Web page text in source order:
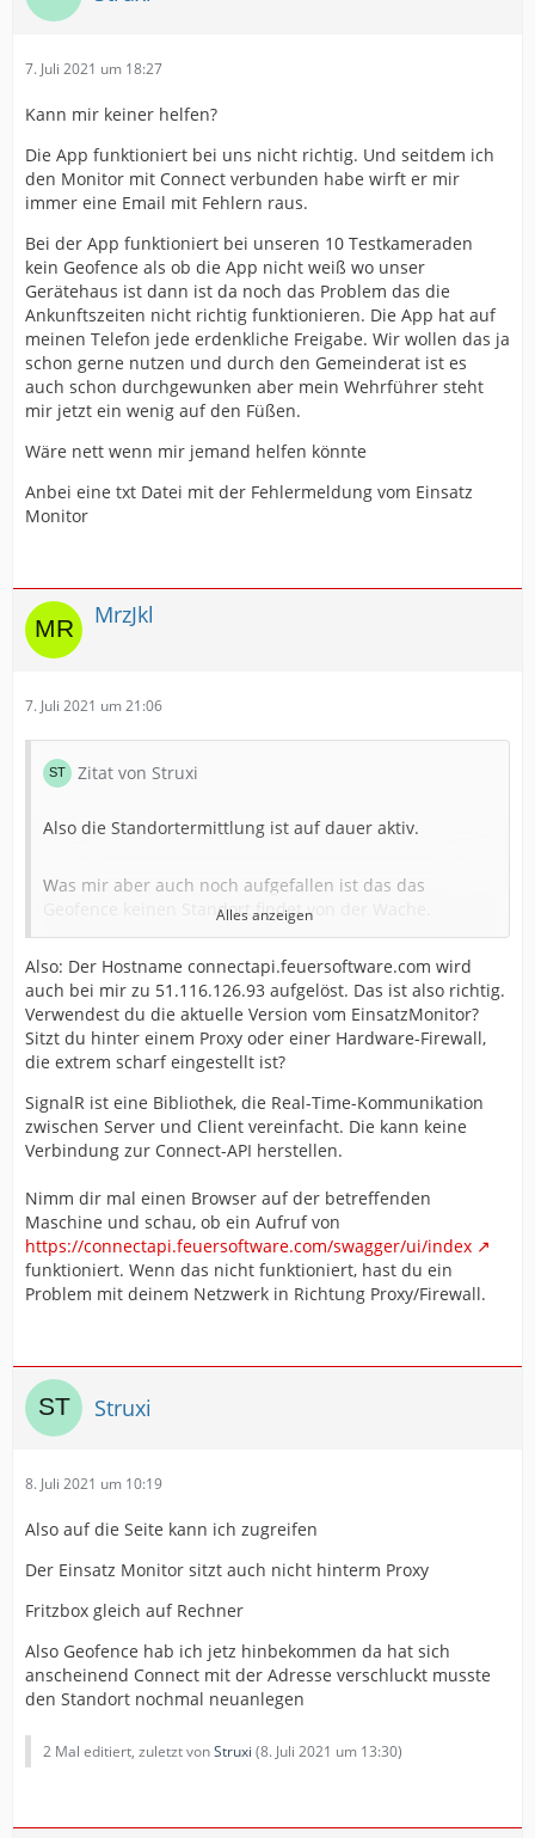
7. Juli 2021 um 18:27
Kann mir keiner helfen?
Die App funktioniert bei uns nicht richtig. Und seitdem ich
den Monitor mit Connect verbunden habe wirft er mir
immer eine Email mit Fehlern raus.
Bei der App funktioniert bei unseren 10 Testkameraden
kein Geofence als ob die App nicht weiß wo unser
Gerätehaus ist dann ist da noch das Problem das die
Ankunftszeiten nicht richtig funktionieren. Die App hat auf
meinen Telefon jede erdenkliche Freigabe. Wir wollen das ja
schon gerne nutzen und durch den Gemeinderat ist es
auch schon durchgewunken aber mein Wehrführer steht
mir jetzt ein wenig auf den Füßen.
Wäre nett wenn mir jemand helfen könnte
Anbei eine txt Datei mit der Fehlermeldung vom Einsatz
Monitor
MrzJkl
7. Juli 2021 um 21:06
Zitat von Struxi
Also die Standortermittlung ist auf dauer aktiv.
Was mir aber auch noch aufgefallen ist das das
Geofence keinen Standort findet von der Wache.
Und ich habe noch ein Fehler im Log des Ensatz
Monitors seitdem ich den mit Connect verbunden habe.
============== FEHLER IM LOG ==============
[03.07.2021 22:03:54|ERROR| 20]
EinsatzMonitorCloudAPI.SignalR.SignalRClient SignalR
connection error =>
(0x80004005): Die Verbindung mit dem Remoteserver
kann nicht hergestellt werden. --->
System.Net.WebException: Die Verbindung mit dem
Remoteserver kann nicht hergestellt werden. --->
System.Net.Sockets.SocketException: Ein
richtig reagiert hat, oder die hergestellte Verbindung
war fehlerhaft, da der verbundene Host nicht reagiert
hat 51.116.126.93:443
Kann mir da jemand weiterhelfen?
Alles anzeigen
Also: Der Hostname connectapi.feuersoftware.com wird
auch bei mir zu 51.116.126.93 aufgelöst. Das ist also richtig.
Verwendest du die aktuelle Version vom EinsatzMonitor?
Sitzt du hinter einem Proxy oder einer Hardware-Firewall,
die extrem scharf eingestellt ist?
SignalR ist eine Bibliothek, die Real-Time-Kommunikation
zwischen Server und Client vereinfacht. Die kann keine
Verbindung zur Connect-API herstellen.
Nimm dir mal einen Browser auf der betreffenden
Maschine und schau, ob ein Aufruf von
https://connectapi.feuersoftware.com/swagger/ui/index
funktioniert. Wenn das nicht funktioniert, hast du ein
Problem mit deinem Netzwerk in Richtung Proxy/Firewall.
Struxi
8. Juli 2021 um 10:19
Also auf die Seite kann ich zugreifen
Der Einsatz Monitor sitzt auch nicht hinterm Proxy
Fritzbox gleich auf Rechner
Also Geofence hab ich jetz hinbekommen da hat sich
anscheinend Connect mit der Adresse verschluckt musste
den Standort nochmal neuanlegen
2 Mal editiert, zuletzt vonStruxi (8. Juli 2021 um 13:30)